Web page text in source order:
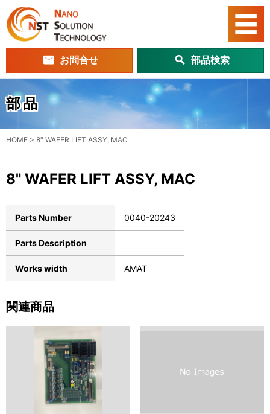
お問合せ 部品検索
部品
HOME > 8″ WAFER LIFT ASSY, MAC
8" WAFER LIFT ASSY, MAC
Parts Number 0040-20243
Parts Description
Works width AMAT
関連商品